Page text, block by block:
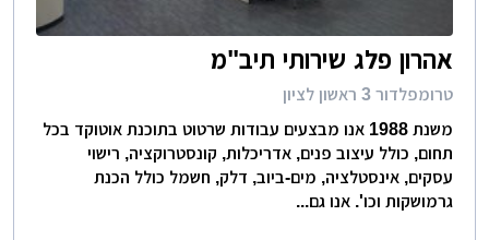
אהרון פלג שירותי תיב"מ
טרומפלדור 3 ראשון לציון
משנת 1988 אנו מבצעים עבודות שרטוט בתוכנת אוטוקד בכל
תחום, כולל עיצוב פנים, אדריכלות, קונסטרוקציה, רישוי
עסקים, אינסטלציה, מים-ביוב, דלק, חשמל כולל הכנת
גרמושקות וכו'. אנו גם...